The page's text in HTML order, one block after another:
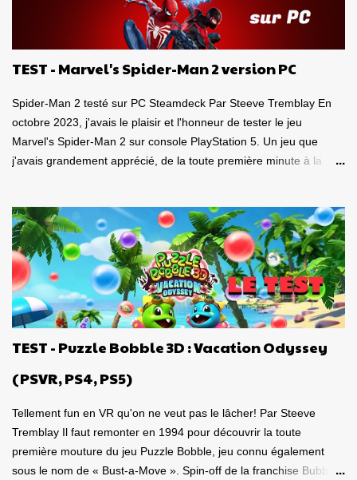
TEST - Marvel's Spider-Man 2 version PC
Spider-Man 2 testé sur PC Steamdeck Par Steeve Tremblay En
octobre 2023, j'avais le plaisir et l'honneur de tester le jeu
Marvel's Spider-Man 2 sur console PlayStation 5. Un jeu que
j'avais grandement apprécié, de la toute première minute à la
Pour revoir mon test, c'est par ici . Lorsque PlayStation Canada
nous a contacté il y a deux semaines pour faire le test de la
version PC, laquelle a vu le jour le 30 janvier dernier, je me suis
tout de suite dit : Ça serait génial d'y retourner, mais de façon
portable! Ouiiii, vous l'aurez deviné, je suis plongé dans le test de
Marvel's Spider-Man 2 PC sur la portable de Valve, ma
Steamdeck . Je me suis dit que puisque le premier volet, ainsi
que l'aventure Miles Morales sont approuvés 100% par Valve
pour la compatibilité St...
TEST - Puzzle Bobble 3D : Vacation Odyssey
(PSVR, PS4, PS5)
Tellement fun en VR qu'on ne veut pas le lâcher! Par Steeve
Tremblay Il faut remonter en 1994 pour découvrir la toute
première mouture du jeu Puzzle Bobble, jeu connu également
sous le nom de « Bust-a-Move ». Spin-off de la franchise Bubble